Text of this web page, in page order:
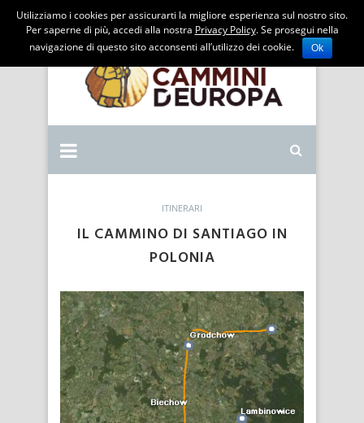
ITINERARI
IL CAMMINO DI SANTIAGO IN
POLONIA
Utilizziamo i cookies per assicurarti la migliore esperienza sul nostro sito.
Per saperne di più, accedi alla nostra Privacy Policy. Se prosegui nella
navigazione di questo sito acconsenti all’utilizzo dei cookie.
Ok